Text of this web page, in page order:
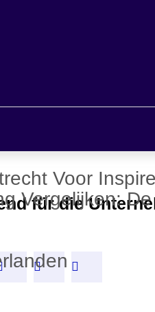
Voor
Vergelijken:
für die